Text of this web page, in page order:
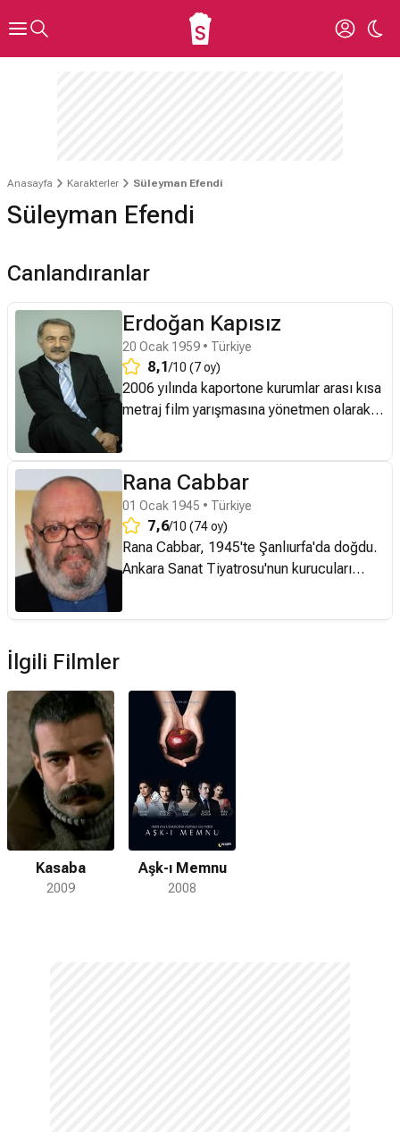
Anasayfa Karakterler Süleyman Efendi
Süleyman Efendi
Canlandıranlar
Erdoğan Kapısız
20 Ocak 1959 • Türkiye
8,1/10 (7 oy)
2006 yılında kaportone kurumlar arası kısa
metraj film yarışmasına yönetmen olarak
filmler ile jüri özel ödülünü kazandı..
Rana Cabbar
01 Ocak 1945 • Türkiye
7,6/10 (74 oy)
Rana Cabbar, 1945'te Şanlıurfa'da doğdu.
Ankara Sanat Tiyatrosu'nun kurucuları
yıllarda "Kadın Baraj
dizilerinde karakterleri canlandırdı. Ayrıca,
sinema alanında da çeşitli çalışmaları
bulunmaktadır.
İlgili Filmler
Kasaba
2009
Aşk-ı Memnu
2008